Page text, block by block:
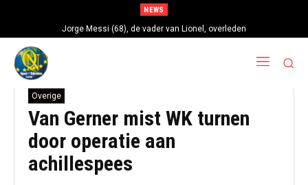
NEWS
Jorge Messi (68), de vader van Lionel, overleden
Overige
Van Gerner mist WK turnen
door operatie aan
achillespees